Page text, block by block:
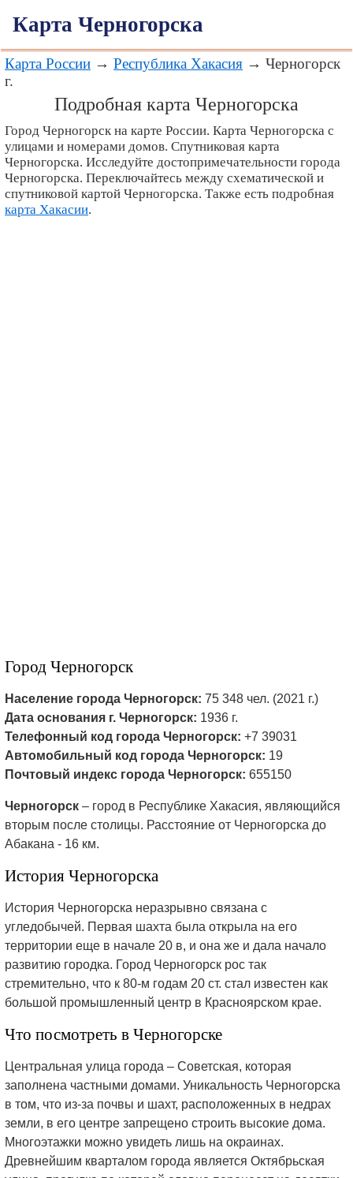
Карта Черногорска
Карта России → Республика Хакасия → Черногорск
г.
Подробная карта Черногорска
Город Черногорск на карте России. Карта Черногорска с
улицами и номерами домов. Спутниковая карта
Черногорска. Исследуйте достопримечательности города
Черногорска. Переключайтесь между схематической и
спутниковой картой Черногорска. Также есть подробная
карта Хакасии.
Город Черногорск
Население города Черногорск: 75 348 чел. (2021 г.)
Дата основания г. Черногорск: 1936 г.
Телефонный код города Черногорск: +7 39031
Автомобильный код города Черногорск: 19
Почтовый индекс города Черногорск: 655150
Черногорск – город в Республике Хакасия, являющийся
вторым после столицы. Расстояние от Черногорска до
Абакана - 16 км.
История Черногорска
История Черногорска неразрывно связана с
угледобычей. Первая шахта была открыла на его
территории еще в начале 20 в, и она же и дала начало
развитию городка. Город Черногорск рос так
стремительно, что к 80-м годам 20 ст. стал известен как
большой промышленный центр в Красноярском крае.
Что посмотреть в Черногорске
Центральная улица города – Советская, которая
заполнена частными домами. Уникальность Черногорска
в том, что из-за почвы и шахт, расположенных в недрах
земли, в его центре запрещено строить высокие дома.
Многоэтажки можно увидеть лишь на окраинах.
Древнейшим кварталом города является Октябрьская